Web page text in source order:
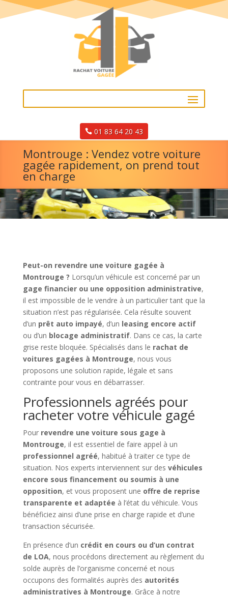
01 83 64 20 43
Montrouge : Vendez votre voiture
gagée rapidement, on prend tout
en charge
Peut-on revendre une voiture gagée à
Montrouge ? Lorsqu’un véhicule est concerné par un
gage financier ou une opposition administrative,
il est impossible de le vendre à un particulier tant que la
situation n’est pas régularisée. Cela résulte souvent
d’un prêt auto impayé, d’un leasing encore actif
ou d’un blocage administratif. Dans ce cas, la carte
grise reste bloquée. Spécialisés dans le rachat de
voitures gagées à Montrouge, nous vous
proposons une solution rapide, légale et sans
contrainte pour vous en débarrasser.
Professionnels agréés pour
racheter votre véhicule gagé
Pour revendre une voiture sous gage à
Montrouge, il est essentiel de faire appel à un
professionnel agréé, habitué à traiter ce type de
situation. Nos experts interviennent sur des véhicules
encore sous financement ou soumis à une
opposition, et vous proposent une offre de reprise
transparente et adaptée à l’état du véhicule. Vous
bénéficiez ainsi d’une prise en charge rapide et d’une
transaction sécurisée.
En présence d’un crédit en cours ou d’un contrat
de LOA, nous procédons directement au règlement du
solde auprès de l’organisme concerné et nous
occupons des formalités auprès des autorités
administratives à Montrouge. Grâce à notre